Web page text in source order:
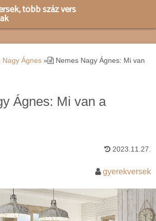
több száz vers
Nagy Ágnes »
Nemes Nagy Ágnes: Mi van
Ágnes: Mi van a
2023.11.27.
gyerekversek